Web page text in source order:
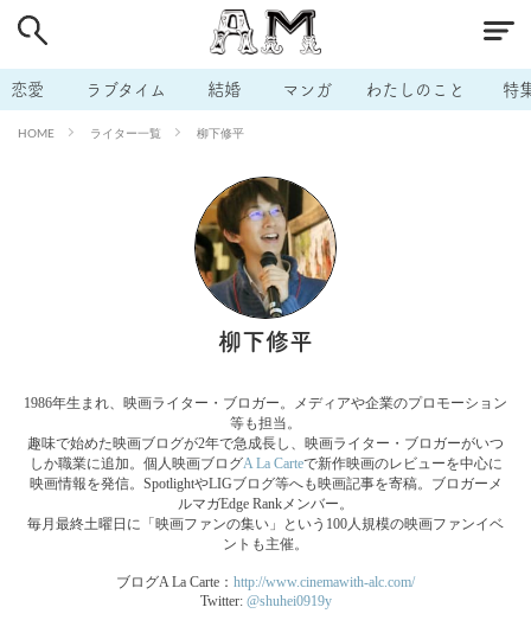
恋愛 ラブタイム 結婚 マンガ わたしのこと 特
HOME ライター一覧 柳下修平
柳下修平
1986年生まれ、映画ライター・ブロガー。メディアや企業のプロモーション
等も担当。
趣味で始めた映画ブログが2年で急成長し、映画ライター・ブロガーがいつ
しか職業に追加。個人映画ブログA La Carteで新作映画のレビューを中心に
映画情報を発信。SpotlightやLIGブログ等へも映画記事を寄稿。ブロガーメ
ルマガEdge Rankメンバー。
毎月最終土曜日に「映画ファンの集い」という100人規模の映画ファンイベ
ントも主催。
ブログA La Carte： http://www.cinemawith-alc.com/
Twitter: @shuhei0919y
# 男の本音 # セフレ
# 不倫 # 出会う方法 # マッチングアプリ
# ラブグッズ # 体の相性
# モテテク # セフレから本命へ
# セフレがほしい # 夫婦の悩み